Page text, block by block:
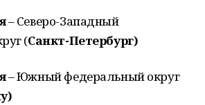
– Северо-Западный
(Санкт-Петербург)
– Южный федеральный округ